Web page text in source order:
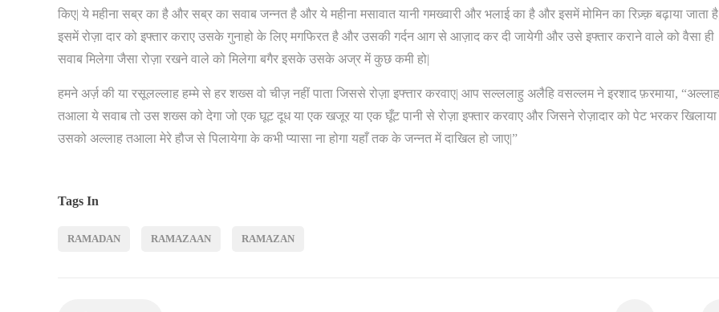
किए| ये महीना सब्र का है और सब्र का सवाब जन्नत है और ये महीना मसावात यानी गमख्वारी और भलाई का है और इसमें मोमिन का रिज़्क़ बढ़ाया जाता
इसमें रोज़ा दार को इफ्तार कराए उसके गुनाहो के लिए मगफिरत है और उसकी गर्दन आग से आज़ाद कर दी जायेगी और उसे इफ्तार कराने वाले को वैसा ही
सवाब मिलेगा जैसा रोज़ा रखने वाले को मिलेगा बगैर इसके उसके अज्र में कुछ कमी हो|
हमने अर्ज़ की या रसूलल्लाह हम्मे से हर शख्स वो चीज़ नहीं पाता जिससे रोज़ा इफ्त्तार करवाए| आप सल्ललाहु अलैहि वसल्लम ने इरशाद फ़रमाया, “अल्लाह
तआला ये सवाब तो उस शख्स को देगा जो एक घूट दूध या एक खजूर या एक घूँट पानी से रोज़ा इफ्तार करवाए और जिसने रोज़ादार को पेट भरकर खिलाया
उसको अल्लाह तआला मेरे हौज से पिलायेगा के कभी प्यासा ना होगा यहाँ तक के जन्नत में दाखिल हो जाए|”
Tags In
RAMADAN RAMAZAAN RAMAZAN